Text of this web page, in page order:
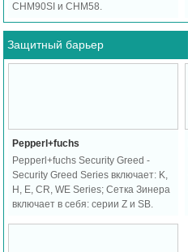
CHM90SI и CHM58.
Защитный барьер
Pepperl+fuchs
Pepperl+fuchs Security Greed -
Security Greed Series включает: K,
H, E, CR, WE Series; Сетка Зинера
включает в себя: серии Z и SB.